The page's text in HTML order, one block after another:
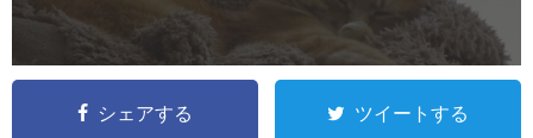
シェアする ツイートする